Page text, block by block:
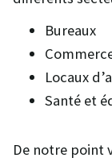
Bureaux
Locaux
Santé et
De notre point